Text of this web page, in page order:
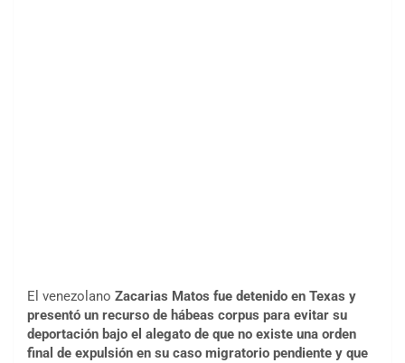
El venezolano Zacarias Matos fue detenido en Texas y
presentó un recurso de hábeas corpus para evitar su
deportación bajo el alegato de que no existe una orden
final de expulsión en su caso migratorio pendiente y que